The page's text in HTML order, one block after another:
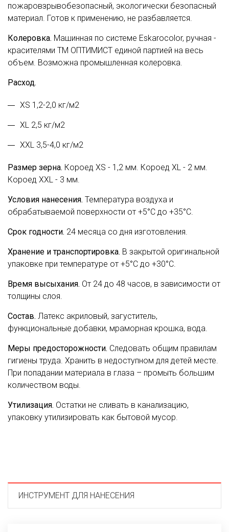
пожаровзрывобезопасный, экологически безопасный
материал. Готов к применению, не разбавляется.
Колеровка. Машинная по системе Eskarocolor, ручная -
красителями ТМ ОПТИМИСТ единой партией на весь
объем. Возможна промышленная колеровка.
Расход.
XS 1,2-2,0 кг/м2
XL 2,5 кг/м2
XXL 3,5-4,0 кг/м2
Размер зерна. Короед XS - 1,2 мм. Короед XL - 2 мм.
Короед XXL - 3 мм.
Условия нанесения. Температура воздуха и
обрабатываемой поверхности от +5°С до +35°С.
Срок годности. 24 месяца со дня изготовления.
Хранение и транспортировка. В закрытой оригинальной
упаковке при температуре от +5°С до +30°С.
Время высыхания. От 24 до 48 часов, в зависимости от
толщины слоя.
Состав. Латекс акриловый, загуститель,
функциональные добавки, мраморная крошка, вода.
Меры предосторожности. Следовать общим правилам
гигиены труда. Хранить в недоступном для детей месте.
При попадании материала в глаза – промыть большим
количеством воды.
Утилизация. Остатки не сливать в канализацию,
упаковку утилизировать как бытовой мусор.
ИНСТРУМЕНТ ДЛЯ НАНЕСЕНИЯ